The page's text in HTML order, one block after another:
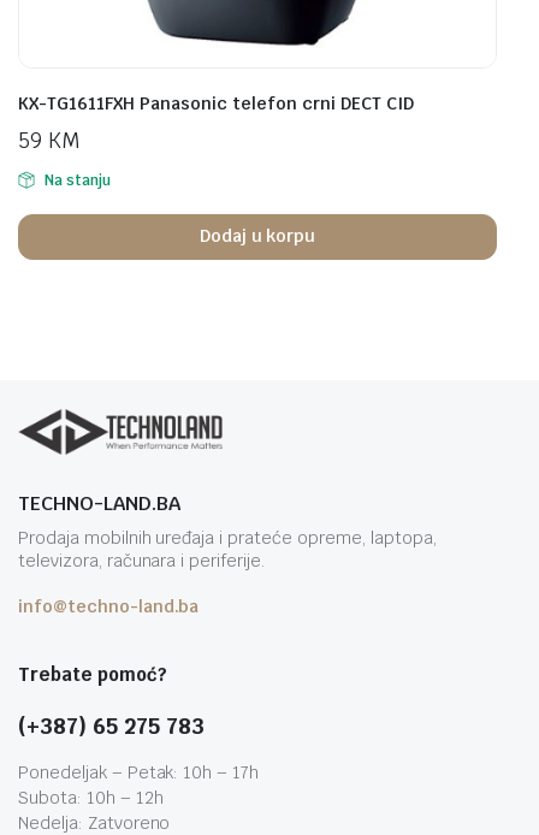
KX-TG1611FXH Panasonic telefon crni DECT CID
59 KM
Na stanju
Dodaj u korpu
TECHNO-LAND.BA
Prodaja mobilnih uređaja i prateće opreme, laptopa,
televizora, računara i periferije.
info@techno-land.ba
Trebate pomoć?
(+387) 65 275 783
Ponedeljak – Petak: 10h – 17h
Subota: 10h – 12h
Nedelja: Zatvoreno